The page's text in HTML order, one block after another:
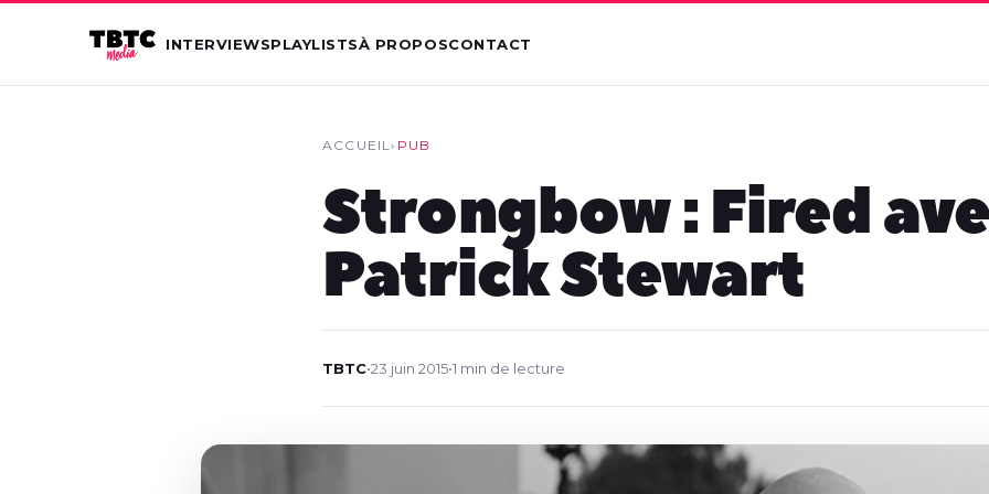
INTERVIEWSPLAYLISTSÀ PROPOSCONTACT
ACCUEIL› PUB
Strongbow : Fired
Patrick Stewart
TBTC•23 juin 2015•1 min de lecture